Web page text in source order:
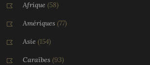
Afrique (58)
Amériques (77)
Asie (154)
Caraïbes (93)